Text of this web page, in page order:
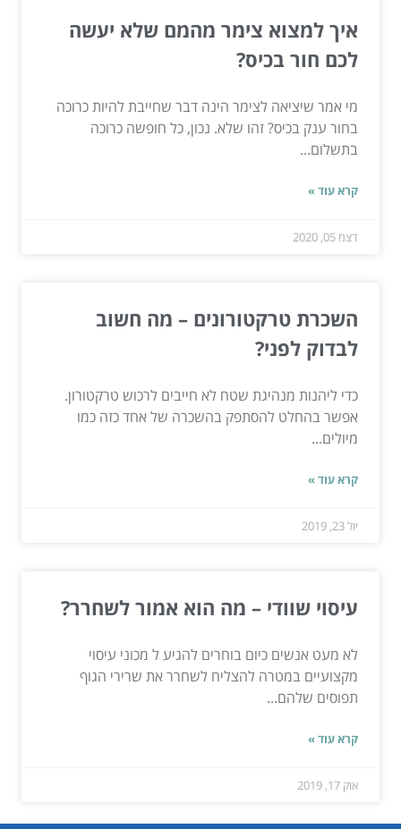
איך למצוא צימר מהמם שלא יעשה
לכם חור בכיס?
מי אמר שיציאה לצימר הינה דבר שחייבת להיות כרוכה
בחור ענק בכיס? זהו שלא. נכון, כל חופשה כרוכה
בתשלום...
קרא עוד »
דצמ 05, 2020
השכרת טרקטורונים – מה חשוב
לבדוק לפני?
כדי ליהנות מנהיגת שטח לא חייבים לרכוש טרקטורון.
אפשר בהחלט להסתפק בהשכרה של אחד כזה כמו
מיולים...
קרא עוד »
יול 23, 2019
עיסוי שוודי – מה הוא אמור לשחרר?
לא מעט אנשים כיום בוחרים להגיע ל מכוני עיסוי
מקצועיים במטרה להצליח לשחרר את שרירי הגוף
תפוסים שלהם...
קרא עוד »
אוק 17, 2019